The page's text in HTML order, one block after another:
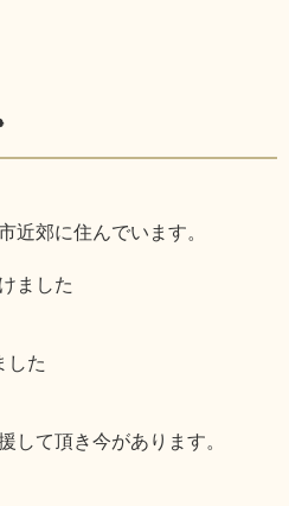
近郊に住んでいます。
ました
した
して頂き今があります。